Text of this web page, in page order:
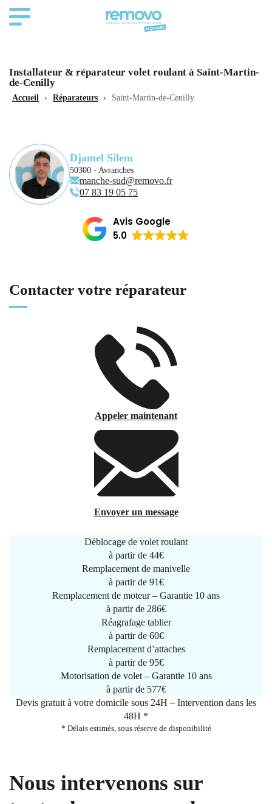
Installateur & réparateur volet roulant à Saint-Martin-
de-Cenilly
Accueil › Réparateurs › Saint-Martin-de-Cenilly
Djamel Silem
50300 - Avranches
manche-sud@removo.fr
07 83 19 05 75
Avis Google
5.0
Contacter votre réparateur
Appeler maintenant
Envoyer un message
Déblocage de volet roulant
à partir de 44€
Remplacement de manivelle
à partir de 91€
Remplacement de moteur – Garantie 10 ans
à partir de 286€
Réagrafage tablier
à partir de 60€
Remplacement d’attaches
à partir de 95€
Motorisation de volet – Garantie 10 ans
à partir de 577€
Devis gratuit à votre domicile sous 24H – Intervention dans les
48H *
* Délais estimés, sous réserve de disponibilité
Nous intervenons sur